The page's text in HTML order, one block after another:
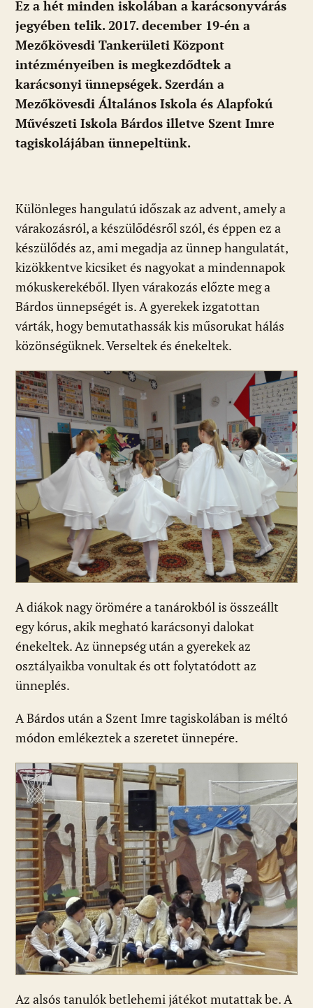
e
b
o
o
k
er at
s
A
p
p
d
di
t
ai
l
t za
m
e
g
Ez a hét minden iskolában a karácsonyvárás
jegyében telik. 2017. december 19-én a
Mezőkövesdi Tankerületi Központ
intézményeiben is megkezdődtek a
karácsonyi ünnepségek. Szerdán a
Mezőkövesdi Általános Iskola és Alapfokú
Művészeti Iskola Bárdos illetve Szent Imre
tagiskolájában ünnepeltünk.
Különleges hangulatú időszak az advent, amely a
várakozásról, a készülődésről szól, és éppen ez a
készülődés az, ami megadja az ünnep hangulatát,
kizökkentve kicsiket és nagyokat a mindennapok
mókuskerekéből. Ilyen várakozás előzte meg a
Bárdos ünnepségét is. A gyerekek izgatottan
várták, hogy bemutathassák kis műsorukat hálás
közönségüknek. Verseltek és énekeltek.
A diákok nagy örömére a tanárokból is összeállt
egy kórus, akik megható karácsonyi dalokat
énekeltek. Az ünnepség után a gyerekek az
osztályaikba vonultak és ott folytatódott az
ünneplés.
A Bárdos után a Szent Imre tagiskolában is méltó
módon emlékeztek a szeretet ünnepére.
Az alsós tanulók betlehemi játékot mutattak be. A